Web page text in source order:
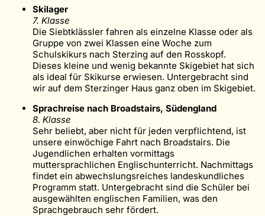
Skilager
7. Klasse
Die Siebtklässler fahren als einzelne Klasse oder als
Gruppe von zwei Klassen eine Woche zum
Schulskikurs nach Sterzing auf den Rosskopf.
Dieses kleine und wenig bekannte Skigebiet hat sich
als ideal für Skikurse erwiesen. Untergebracht sind
wir auf dem Sterzinger Haus ganz oben im Skigebiet.
Sprachreise nach Broadstairs, Südengland
8. Klasse
Sehr beliebt, aber nicht für jeden verpflichtend, ist
unsere einwöchige Fahrt nach Broadstairs. Die
Jugendlichen erhalten vormittags
muttersprachlichen Englischunterricht. Nachmittags
findet ein abwechslungsreiches landeskundliches
Programm statt. Untergebracht sind die Schüler bei
ausgewählten englischen Familien, was den
Sprachgebrauch sehr fördert.